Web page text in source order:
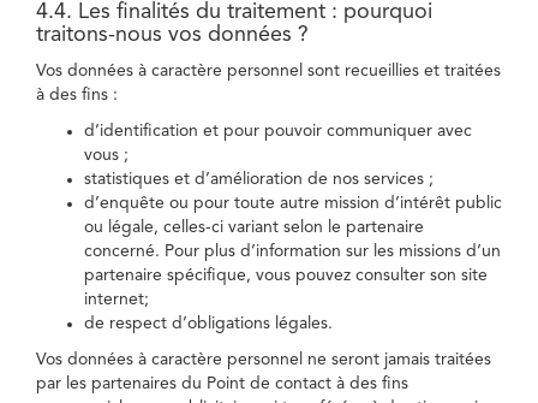
4.4. Les finalités du traitement : pourquoi
traitons-nous vos données ?
Vos données à caractère personnel sont recueillies et traitées
à des fins :
d’identification et pour pouvoir communiquer avec
vous ;
statistiques et d’amélioration de nos services ;
d’enquête ou pour toute autre mission d’intérêt public
ou légale, celles-ci variant selon le partenaire
concerné. Pour plus d’information sur les missions d’un
partenaire spécifique, vous pouvez consulter son site
internet;
de respect d’obligations légales.
Vos données à caractère personnel ne seront jamais traitées
par les partenaires du Point de contact à des fins